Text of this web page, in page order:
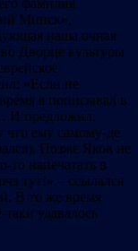
фамилия
Минск»,
наша очная
во Дворце культуры
«Если не
я пописывал в
И предложил,
что ему самому-де
Позже Яков не
то напечатать в
тут!» – ссылался
В то же время
удавалось